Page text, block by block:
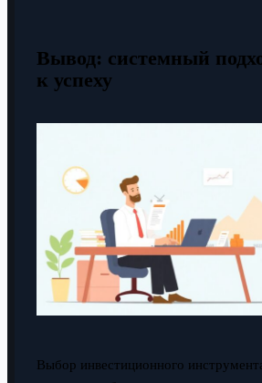
Вывод: системный
к успеху
Выбор инвестиционного